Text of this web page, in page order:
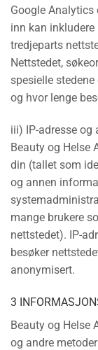
Google
inn kan
tredjeparts
Nettstedet,
spesielle
og hvor lenge
iii) IP-adresse
Beauty og Helse
din (tallet som
og annen
mange brukere
nettstedet). IP-
besøker
anonymisert.
3
Beauty og Helse
og andre